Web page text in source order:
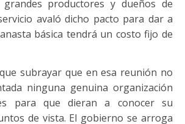
productores y dueños de
avaló dicho pacto para dar a
básica tendrá un costo fijo de
subrayar que en esa reunión no
ninguna genuina organización
para que dieran a conocer su
de vista. El gobierno se arroga